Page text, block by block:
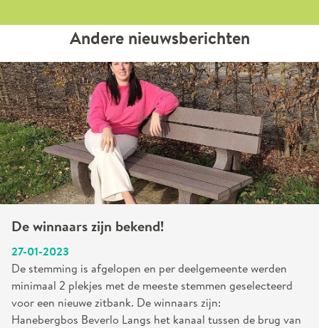
Andere nieuwsberichten
De winnaars zijn bekend!
27-01-2023
De stemming is afgelopen en per deelgemeente werden
minimaal 2 plekjes met de meeste stemmen geselecteerd
voor een nieuwe zitbank. De winnaars zijn:
Hanebergbos Beverlo Langs het kanaal tussen de brug van